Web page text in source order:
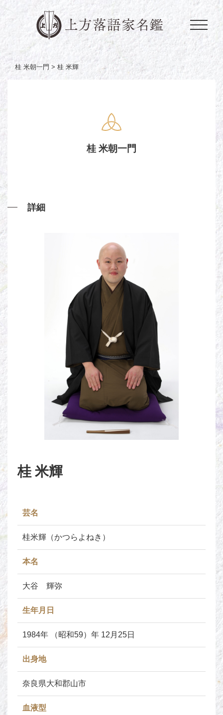
桂 米朝一門 > 桂 米輝
桂 米朝一門
詳細
桂 米輝
芸名
桂米輝（かつらよねき）
本名
大谷 輝弥
生年月日
1984年 （昭和59）年 12月25日
出身地
奈良県大和郡山市
血液型